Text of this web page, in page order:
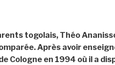
togolais, Théo
Après avoir
Cologne en 1994 où il a